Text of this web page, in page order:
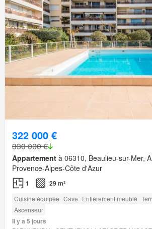
322 000 €
330 000 €
Appartement à 06310, Beaulieu-sur-Mer,
Provence-Alpes-Côte d'Azur
1 29 m²
Cuisine équipée Cave Entièrement meublé
Ascenseur
Il y a 5 jours